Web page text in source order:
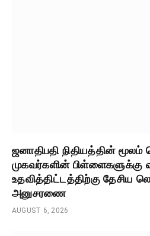
ஜனாதிபதி நிதியத்தின்
முகவர்களின் பிள்ளைகளுக்கு
உதவித்திட்டத்திற்கு தேசிய
அனுசரணை
AUGUST 6, 2026